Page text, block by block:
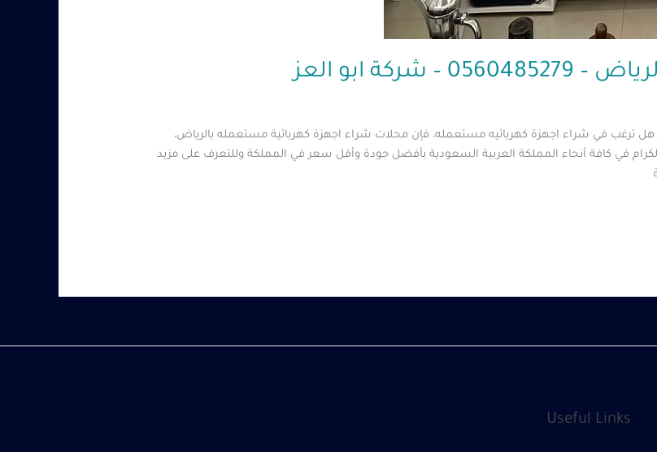
ابو العز
هل ترغب في شراء اجهزة كهربائيه مستعمله، فإن محلات شراء اجهزة كهربائية مستعمله بالرياض،
في كافة أنحاء المملكة العربية السعودية بأفضل جودة وأقل سعر في المملكة وللتعرف على مزيد
Useful Links